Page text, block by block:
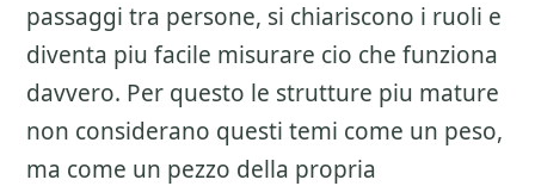
passaggi tra persone, si chiariscono i ruoli e
diventa piu facile misurare cio che funziona
davvero. Per questo le strutture piu mature
non considerano questi temi come un peso,
ma come un pezzo della propria